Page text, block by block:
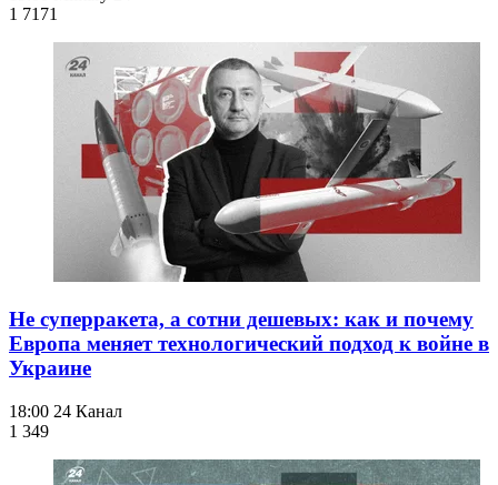
1 7171
Не суперракета, а сотни дешевых: как и почему
Европа меняет технологический подход к войне в
Украине
18:00 24 Канал
1 349